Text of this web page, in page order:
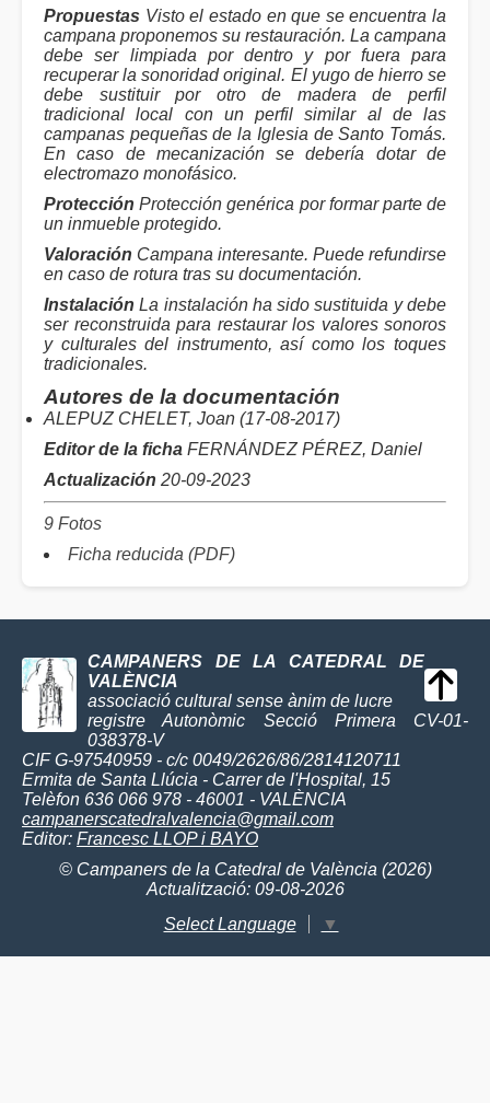
Propuestas Visto el estado en que se encuentra la
campana proponemos su restauración. La campana
debe ser limpiada por dentro y por fuera para
recuperar la sonoridad original. El yugo de hierro se
debe sustituir por otro de madera de perfil
tradicional local con un perfil similar al de las
campanas pequeñas de la Iglesia de Santo Tomás.
En caso de mecanización se debería dotar de
electromazo monofásico.
Protección Protección genérica por formar parte de
un inmueble protegido.
Valoración Campana interesante. Puede refundirse
en caso de rotura tras su documentación.
Instalación La instalación ha sido sustituida y debe
ser reconstruida para restaurar los valores sonoros
y culturales del instrumento, así como los toques
tradicionales.
Autores de la documentación
ALEPUZ CHELET, Joan (17-08-2017)
Editor de la ficha FERNÁNDEZ PÉREZ, Daniel
Actualización 20-09-2023
9 Fotos
Ficha reducida (PDF)
CAMPANERS DE LA CATEDRAL DE
VALÈNCIA
associació cultural sense ànim de lucre
registre Autonòmic Secció Primera CV-01-
038378-V
CIF G-97540959 - c/c 0049/2626/86/2814120711
Ermita de Santa Llúcia - Carrer de l'Hospital, 15
Telèfon 636 066 978 - 46001 - VALÈNCIA
campanerscatedralvalencia@gmail.com
Editor: Francesc LLOP i BAYO
© Campaners de la Catedral de València (2026)
Actualització: 09-08-2026
Select Language
▼